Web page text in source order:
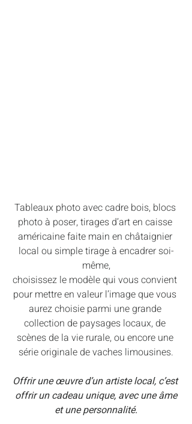
Tableaux photo avec cadre bois, blocs
photo à poser, tirages d’art en caisse
américaine faite main en châtaignier
local ou simple tirage à encadrer soi-
même,
choisissez le modèle qui vous convient
pour mettre en valeur l’image que vous
aurez choisie parmi une grande
collection de paysages locaux, de
scènes de la vie rurale, ou encore une
série originale de vaches limousines.
Offrir une œuvre d’un artiste local, c’est
offrir un cadeau unique, avec une âme
et une personnalité.